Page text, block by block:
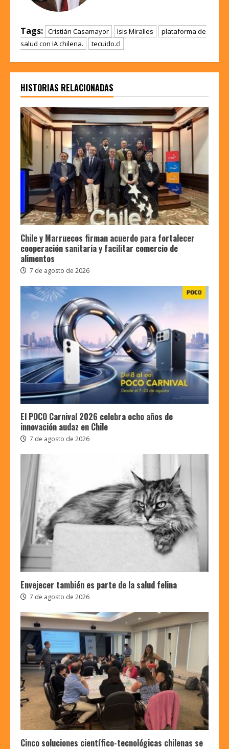
Tags: Cristián Casamayor Isis Miralles
plataforma de
salud con IA chilena.
tecuido.cl
HISTORIAS RELACIONADAS
Chile y Marruecos firman acuerdo para fortalecer
cooperación sanitaria y facilitar comercio de
alimentos
7 de agosto de 2026
El POCO Carnival 2026 celebra ocho años de
innovación audaz en Chile
7 de agosto de 2026
Envejecer también es parte de la salud felina
7 de agosto de 2026
Cinco soluciones científico-tecnológicas chilenas se